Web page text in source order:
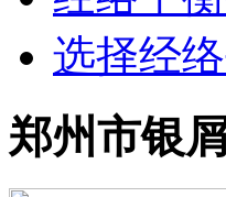
选择经
郑州市银